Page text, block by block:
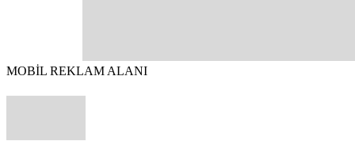
MOBİL REKLAM ALANI